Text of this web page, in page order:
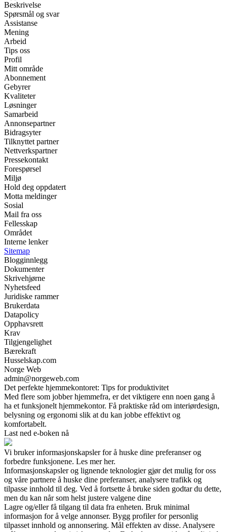
Beskrivelse
Spørsmål og svar
Assistanse
Mening
Arbeid
Tips oss
Profil
Mitt område
Abonnement
Gebyrer
Kvaliteter
Løsninger
Samarbeid
Annonsepartner
Bidragsyter
Tilknyttet partner
Nettverkspartner
Pressekontakt
Forespørsel
Miljø
Hold deg oppdatert
Motta meldinger
Sosial
Mail fra oss
Fellesskap
Området
Interne lenker
Sitemap
Blogginnlegg
Dokumenter
Skrivehjørne
Nyhetsfeed
Juridiske rammer
Brukerdata
Datapolicy
Opphavsrett
Krav
Tilgjengelighet
Bærekraft
Husselskap.com
Norge Web
admin@norgeweb.com
Det perfekte hjemmekontoret: Tips for produktivitet
Med flere som jobber hjemmefra, er det viktigere enn noen gang å
ha et funksjonelt hjemmekontor. Få praktiske råd om interiørdesign,
belysning og ergonomi slik at du kan jobbe effektivt og
komfortabelt.
Last ned e-boken nå
Vi bruker informasjonskapsler for å huske dine preferanser og
forbedre funksjonene. Les mer her.
Informasjonskapsler og lignende teknologier gjør det mulig for oss
og våre partnere å huske dine preferanser, analysere trafikk og
tilpasse innhold til deg. Ved å fortsette å bruke siden godtar du dette,
men du kan når som helst justere valgene dine
Lagre og/eller få tilgang til data fra enheten. Bruk minimal
informasjon for å velge annonser. Bygg profiler for personlig
tilpasset innhold og annonsering. Mål effekten av disse. Analysere